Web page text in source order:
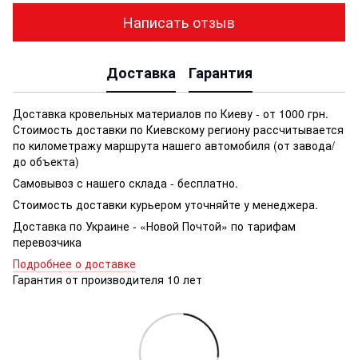
Написать отзыв
Доставка Гарантия
Доставка кровельных материалов по Киеву - от 1000 грн.
Стоимость доставки по Киевскому региону рассчитывается
по километражу маршрута нашего автомобиля (от завода/
до объекта)
Самовывоз с нашего склада - бесплатно.
Стоимость доставки курьером уточняйте у менеджера.
Доставка по Украине - «Новой Почтой» по тарифам
перевозчика
Подробнее о доставке
Гарантия от производителя 10 лет